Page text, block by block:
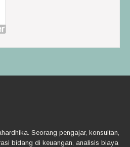
Seorang pengajar, konsultan,
bidang di keuangan, analisis biaya